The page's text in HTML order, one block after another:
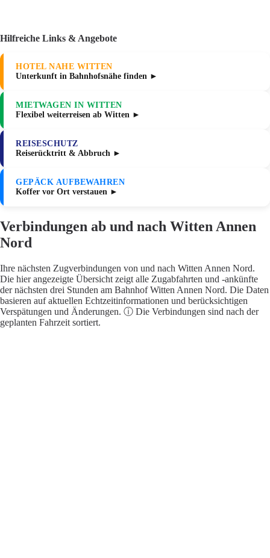
Hilfreiche Links & Angebote
HOTEL NAHE WITTEN
Unterkunft in Bahnhofsnähe finden ►
MIETWAGEN IN WITTEN
Flexibel weiterreisen ab Witten ►
REISESCHUTZ
Reiserücktritt & Abbruch ►
GEPÄCK AUFBEWAHREN
Koffer vor Ort verstauen ►
Verbindungen ab und nach Witten Annen
Nord
Ihre nächsten Zugverbindungen von und nach Witten Annen Nord.
Die hier angezeigte Übersicht zeigt alle Zugabfahrten und -ankünfte
der nächsten drei Stunden am Bahnhof Witten Annen Nord. Die Daten
basieren auf aktuellen Echtzeitinformationen und berücksichtigen
Verspätungen und Änderungen. ⓘ Die Verbindungen sind nach der
geplanten Fahrzeit sortiert.